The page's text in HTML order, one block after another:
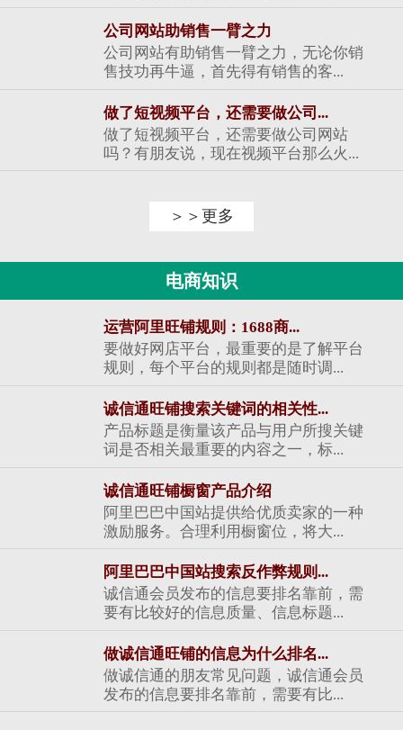
公司网站助销售一臂之力
公司网站有助销售一臂之力，无论你销
售技功再牛逼，首先得有销售的客...
做了短视频平台，还需要做公司...
做了短视频平台，还需要做公司网站
吗？有朋友说，现在视频平台那么火...
＞＞更多
电商知识
运营阿里旺铺规则：1688商...
要做好网店平台，最重要的是了解平台
规则，每个平台的规则都是随时调...
诚信通旺铺搜索关键词的相关性...
产品标题是衡量该产品与用户所搜关键
词是否相关最重要的内容之一，标...
诚信通旺铺橱窗产品介绍
阿里巴巴中国站提供给优质卖家的一种
激励服务。合理利用橱窗位，将大...
阿里巴巴中国站搜索反作弊规则...
诚信通会员发布的信息要排名靠前，需
要有比较好的信息质量、信息标题...
做诚信通旺铺的信息为什么排名...
做诚信通的朋友常见问题，诚信通会员
发布的信息要排名靠前，需要有比...